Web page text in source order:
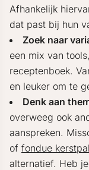
Afhankelijk
dat past bij hun
Zoek naar
een mix van
receptenboek.
en leuker om te
Denk aan
overweeg ook
aanspreken.
of fondue
alternatief. Heb